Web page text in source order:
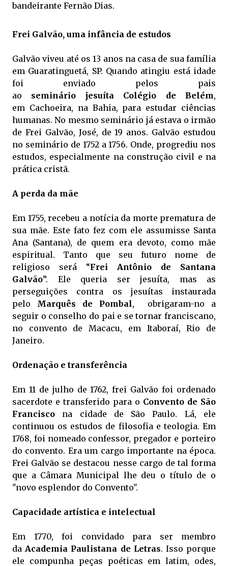
bandeirante Fernão Dias.
Frei Galvão, uma infância de estudos
Galvão viveu até os 13 anos na casa de sua família
em Guaratinguetá, SP. Quando atingiu está idade
foi enviado pelos pais
ao seminário jesuíta Colégio de Belém,
em Cachoeira, na Bahia, para estudar ciências
humanas. No mesmo seminário já estava o irmão
de Frei Galvão, José, de 19 anos. Galvão estudou
no seminário de 1752 a 1756. Onde, progrediu nos
estudos, especialmente na construção civil e na
prática cristã.
A perda da mãe
Em 1755, recebeu a notícia da morte prematura de
sua mãe. Este fato fez com ele assumisse Santa
Ana (Santana), de quem era devoto, como mãe
espiritual. Tanto que seu futuro nome de
religioso será “Frei Antônio de Santana
Galvão”. Ele queria ser jesuíta, mas as
perseguições contra os jesuítas instaurada
pelo Marquês de Pombal, obrigaram-no a
seguir o conselho do pai e se tornar franciscano,
no convento de Macacu, em Itaboraí, Rio de
Janeiro.
Ordenação e transferência
Em 11 de julho de 1762, frei Galvão foi ordenado
sacerdote e transferido para o Convento de São
Francisco na cidade de São Paulo. Lá, ele
continuou os estudos de filosofia e teologia. Em
1768, foi nomeado confessor, pregador e porteiro
do convento. Era um cargo importante na época.
Frei Galvão se destacou nesse cargo de tal forma
que a Câmara Municipal lhe deu o título de o
"novo esplendor do Convento".
Capacidade artística e intelectual
Em 1770, foi convidado para ser membro
daAcademia Paulistana de Letras. Isso porque
ele compunha peças poéticas em latim, odes,